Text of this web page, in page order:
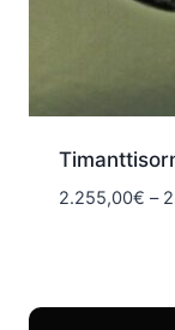
2.255,00€ –